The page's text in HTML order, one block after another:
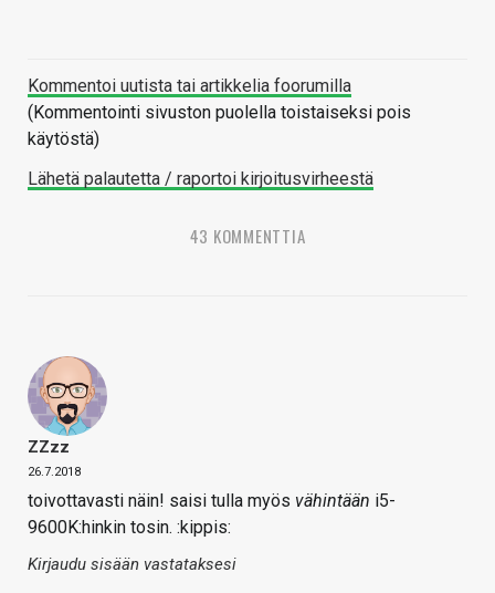
Kommentoi uutista tai artikkelia foorumilla
(Kommentointi sivuston puolella toistaiseksi pois
käytöstä)
Lähetä palautetta / raportoi kirjoitusvirheestä
43 KOMMENTTIA
ZZzz
26.7.2018
toivottavasti näin! saisi tulla myös vähintään i5-
9600K:hinkin tosin. :kippis:
Kirjaudu sisään vastataksesi